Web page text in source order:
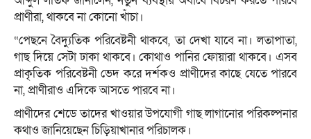
প্রাণীরা, থাকবে না কোনো খাঁচা।
“পেছনে বৈদ্যুতিক পরিবেষ্টনী থাকবে, তা দেখা যাবে না। লতাপাতা,
গাছ দিয়ে সেটা ঢাকা থাকবে। কোথাও পানির ফোয়ারা থাকবে। এসব
প্রাকৃতিক পরিবেষ্টনী ভেদ করে দর্শকও প্রাণীদের কাছে যেতে পারবে
না, প্রাণীরাও এদিকে আসতে পারবে না।
প্রাণীদের শেডে তাদের খাওয়ার উপযোগী গাছ লাগানোর পরিকল্পনার
কথাও জানিয়েছেন চিড়িয়াখানার পরিচালক।